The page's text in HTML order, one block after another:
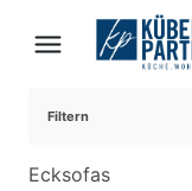
Filtern
Ecksofas